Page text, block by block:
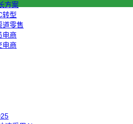
方案
转型
道零售
电商
电商